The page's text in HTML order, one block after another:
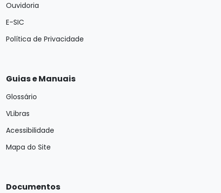
Ouvidoria
E-SIC
Política de Privacidade
Guias e Manuais
Glossário
VLibras
Acessibilidade
Mapa do Site
Documentos